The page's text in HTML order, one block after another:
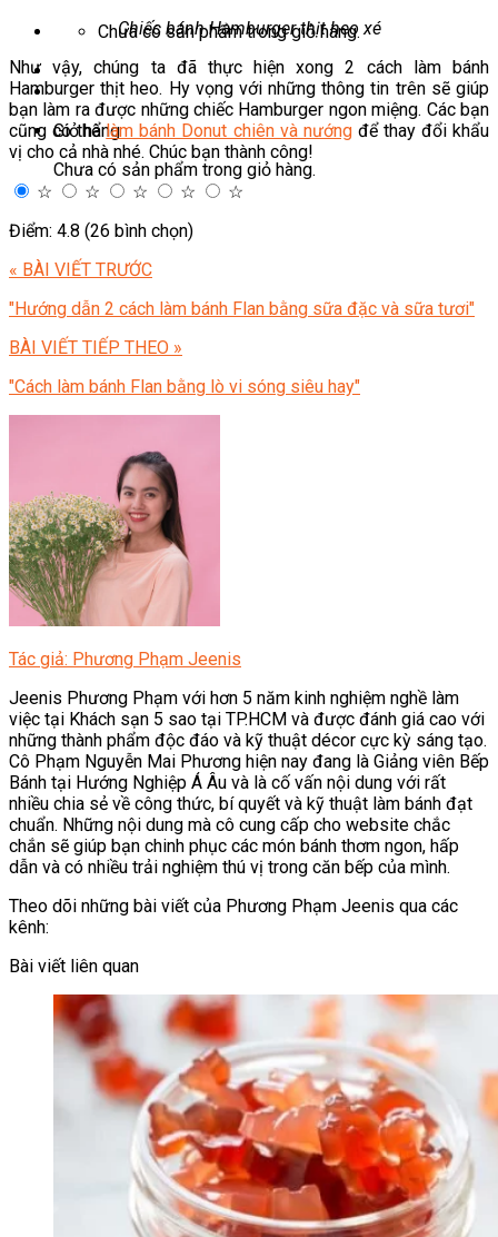
Chưa có sản phẩm trong giỏ hàng.
Giỏ hàng
Chưa có sản phẩm trong giỏ hàng.
Chiếc bánh Hamburger thịt heo xé
Như vậy, chúng ta đã thực hiện xong 2 cách làm bánh
Hamburger thịt heo. Hy vọng với những thông tin trên sẽ giúp
bạn làm ra được những chiếc Hamburger ngon miệng. Các bạn
cũng có thểlàm bánh Donut chiên và nướngđể thay đổi khẩu
vị cho cả nhà nhé. Chúc bạn thành công!
☆
☆ ☆ ☆
☆
Điểm: 4.8 (26 bình chọn)
« BÀI VIẾT TRƯỚC
"Hướng dẫn 2 cách làm bánh Flan bằng sữa đặc và sữa tươi"
BÀI VIẾT TIẾP THEO »
"Cách làm bánh Flan bằng lò vi sóng siêu hay"
Tác giả: Phương Phạm Jeenis
Jeenis Phương Phạm với hơn 5 năm kinh nghiệm nghề làm
việc tại Khách sạn 5 sao tại TP.HCM và được đánh giá cao với
những thành phẩm độc đáo và kỹ thuật décor cực kỳ sáng tạo.
Cô Phạm Nguyễn Mai Phương hiện nay đang là Giảng viên Bếp
Bánh tại Hướng Nghiệp Á Âu và là cố vấn nội dung với rất
nhiều chia sẻ về công thức, bí quyết và kỹ thuật làm bánh đạt
chuẩn. Những nội dung mà cô cung cấp cho website chắc
chắn sẽ giúp bạn chinh phục các món bánh thơm ngon, hấp
dẫn và có nhiều trải nghiệm thú vị trong căn bếp của mình.
Theo dõi những bài viết của Phương Phạm Jeenis qua các
kênh:
Bài viết liên quan